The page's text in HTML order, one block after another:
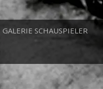
GALERIE SCHAUSPIELER